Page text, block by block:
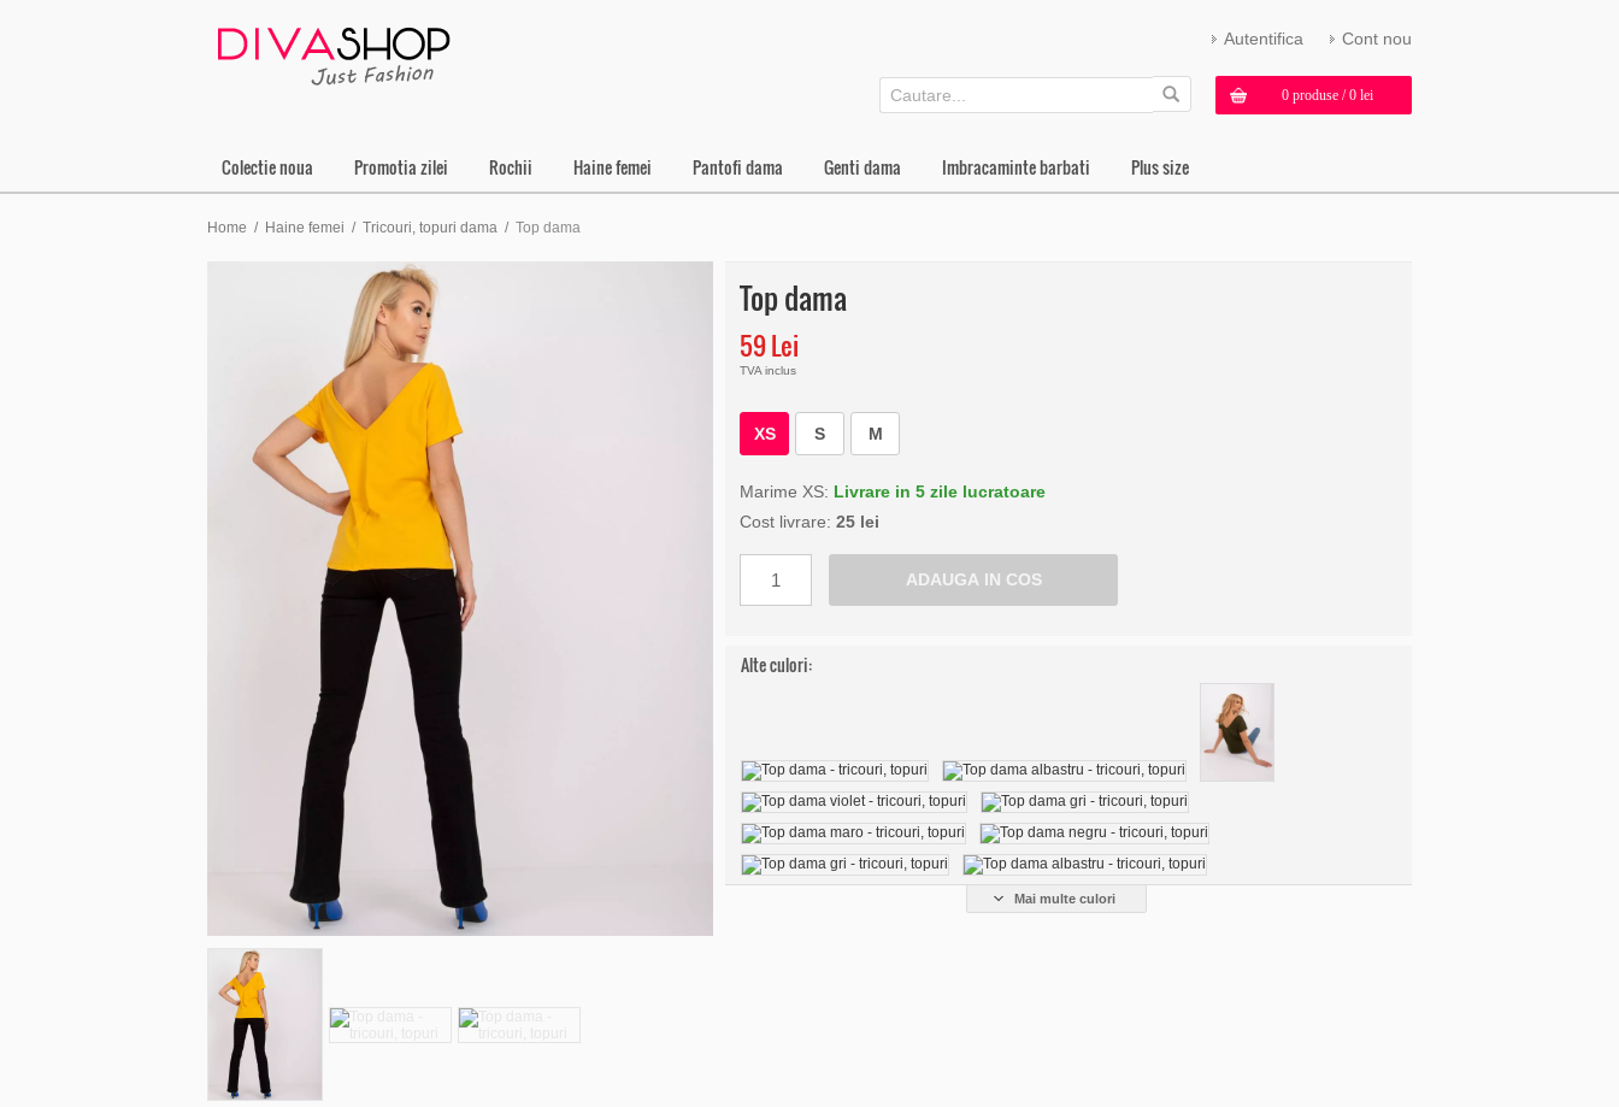
Autentifica Cont nou
0 produse / 0 lei
Colectie noua Promotia zilei Rochii Haine femei Pantofi dama Genti dama Imbracaminte barbati Plus size
Home / Haine femei / Tricouri, topuri dama / Top dama
Top dama
59 Lei
TVA inclus
XS S M
Marime XS: Livrare in 5 zile lucratoare
Cost livrare: 25 lei
Alte culori:
Mai multe culori